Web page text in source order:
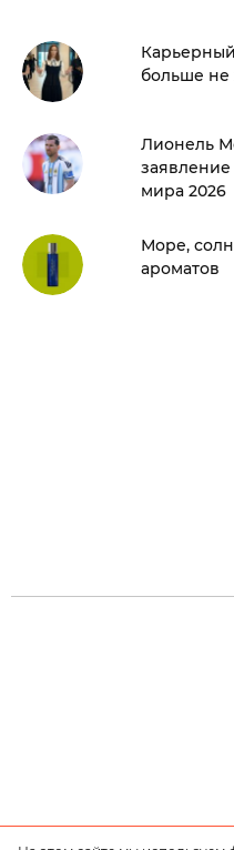
больше не
Лионель
мира 2026
Море,
ароматов